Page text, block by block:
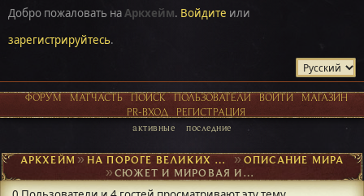
Добро пожаловать наАркхейм. Войдите или
зарегистрируйтесь.
ФОРУМ МАТЧАСТЬ ПОИСК ПОЛЬЗОВАТЕЛИ ВОЙТИ
МАГАЗИН
PR-ВХОД
РЕГИСТРАЦИЯ
активные последние
АРКХЕЙМ► НА ПОРОГЕ ВЕЛИКИХ ОТКРЫТИЙ ►ОПИСАНИЕ МИРА
► СЮЖЕТ И МИРОВАЯ ИСТОРИЯ